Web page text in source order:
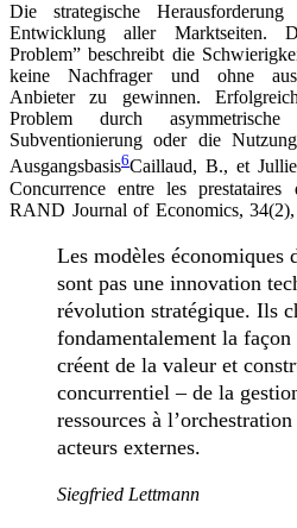
Die strategische
Entwicklung aller Marktseiten.
Problem” beschreibt die
keine Nachfrager und ohne
Anbieter zu gewinnen.
Problem durch asymmetrische
Subventionierung oder die
Ausgangsbasis6Caillaud, B., et
Concurrence entre les prestataires
RAND Journal of Economics,
Les modèles économiques
sont pas une innovation
révolution stratégique. Ils
fondamentalement la
créent de la valeur et
concurrentiel – de la
ressources à
acteurs externes.
Siegfried Lettmann